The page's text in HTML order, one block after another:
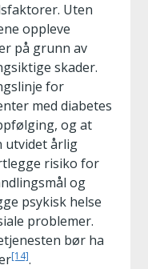
Uten
oppleve
på grunn av
skader.
for
med diabetes
og at
utvidet årlig
risiko for
og
psykisk helse
problemer.
bør ha
[14].